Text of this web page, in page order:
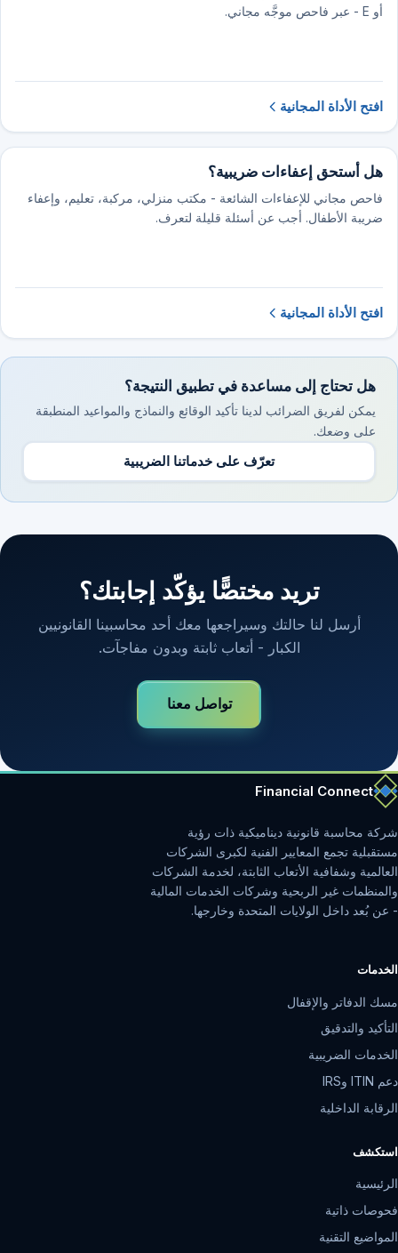
أو E - عبر فاحص موجَّه مجاني.
افتح الأداة المجانية
هل أستحق إعفاءات ضريبية؟
فاحص مجاني للإعفاءات الشائعة - مكتب منزلي، مركبة، تعليم، وإعفاء
ضريبة الأطفال. أجب عن أسئلة قليلة لتعرف.
افتح الأداة المجانية
هل تحتاج إلى مساعدة في تطبيق النتيجة؟
يمكن لفريق الضرائب لدينا تأكيد الوقائع والنماذج والمواعيد المنطبقة
على وضعك.
تعرّف على خدماتنا الضريبية
تريد مختصًّا يؤكّد إجابتك؟
أرسل لنا حالتك وسيراجعها معك أحد محاسبينا القانونيين
الكبار - أتعاب ثابتة وبدون مفاجآت.
تواصل معنا
Financial Connect
شركة محاسبة قانونية ديناميكية ذات رؤية
مستقبلية تجمع المعايير الفنية لكبرى الشركات
العالمية وشفافية الأتعاب الثابتة، لخدمة الشركات
والمنظمات غير الربحية وشركات الخدمات المالية
- عن بُعد داخل الولايات المتحدة وخارجها.
الخدمات
مسك الدفاتر والإقفال
التأكيد والتدقيق
الخدمات الضريبية
دعم ITIN وIRS
الرقابة الداخلية
استكشف
الرئيسية
فحوصات ذاتية
المواضيع التقنية